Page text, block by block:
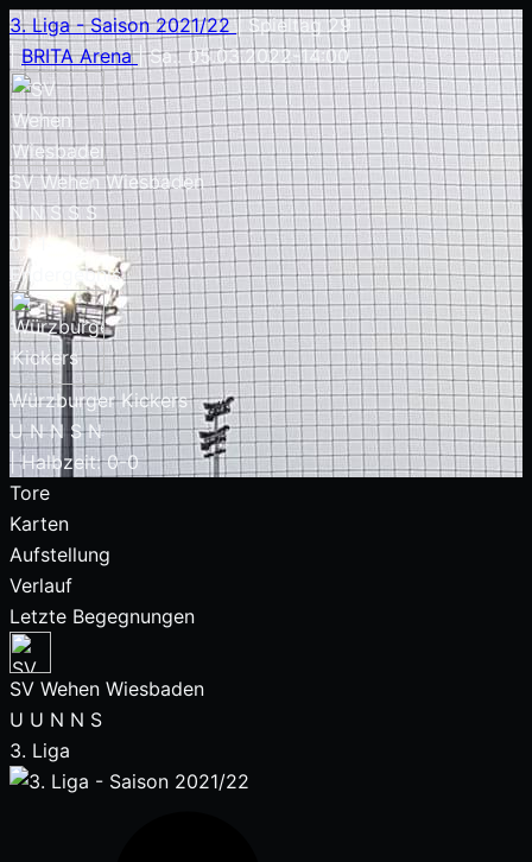
3. Liga - Saison 2021/22| Spieltag 29
| BRITA Arena| Sa.. 05.03.2022-14:00
SV Wehen Wiesbaden
NNSSS
0 : 1
Endergebnis
Würzburger Kickers
UNN SN
| Halbzeit: 0-0
Tore
Karten
Aufstellung
Verlauf
Letzte Begegnungen
SV Wehen Wiesbaden
U U N N S
3. Liga